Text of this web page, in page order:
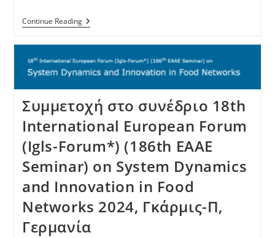
Continue Reading
Συμμετοχή στο συνέδριο 18th
International European Forum
(Igls-Forum*) (186th EAAE
Seminar) on System Dynamics
and Innovation in Food
Networks 2024, Γκάρμις-Π,
Γερμανία